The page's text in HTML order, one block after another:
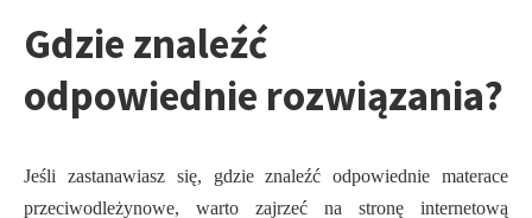
Gdzie znaleźć
odpowiednie rozwiązania?
Jeśli zastanawiasz się, gdzie znaleźć odpowiednie materace
przeciwodleżynowe, warto zajrzeć na stronę internetową